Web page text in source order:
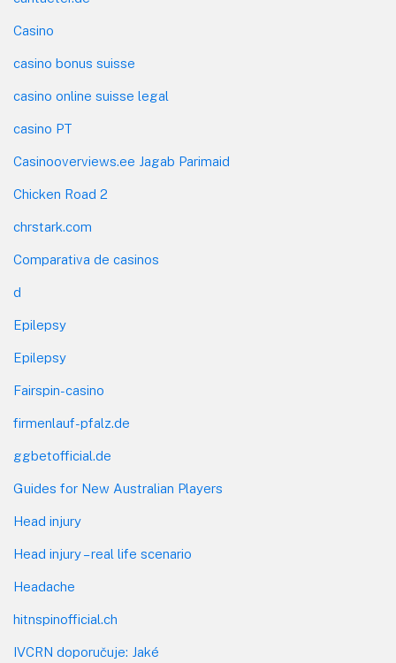
Casino
casino bonus suisse
casino online suisse legal
casino PT
Casinooverviews.ee Jagab Parimaid
Chicken Road 2
chrstark.com
Comparativa de casinos
d
Epilepsy
Epilepsy
Fairspin-casino
firmenlauf-pfalz.de
ggbetofficial.de
Guides for New Australian Players
Head injury
Head injury – real life scenario
Headache
hitnspinofficial.ch
IVCRN doporučuje: Jaké